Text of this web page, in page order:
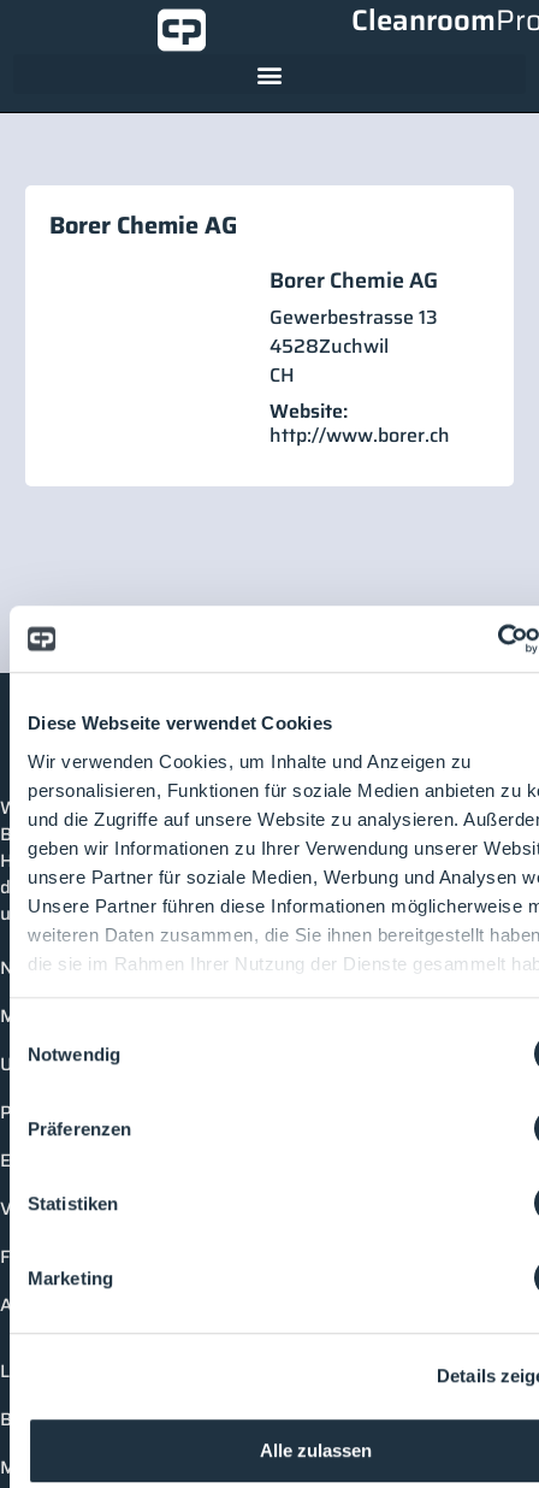
Diese Webseite verwendet Cookies
Wir verwenden Cookies, um Inhalte und Anzeigen zu
personalisieren, Funktionen für soziale Medien anbieten zu
und die Zugriffe auf unsere Website zu analysieren.
geben wir Informationen zu Ihrer Verwendung unserer
unsere Partner für soziale Medien, Werbung und Analysen
Unsere Partner führen diese Informationen möglicherweise
weiteren Daten zusammen, die Sie ihnen bereitgestellt
die sie im Rahmen Ihrer Nutzung der Dienste gesammelt
Einwilligungsauswahl
Notwendig
Präferenzen
Statistiken
Marketing
Details
Alle zulassen
Cleanroom
Borer Chemie AG
Borer Chemie AG
Gewerbestrasse 13
4528Zuchwil
CH
Website:
http://www.borer.ch
CleanroomProcesses
Willkommen bei CleanroomProcesses, der
Branchenplattform für Reinraum und Prozesstechnik.
Hier bleibst du immer auf dem neuesten Stand, kannst
dich mit anderen verknüpfen und alle relevanten Themen
und Events der Branche entdecken.
News
Mediathek
Unternehmen
Produkte
Events
Vorträge
Future-Faces
Academy
Login
Buchungsmöglichkeiten
Medienformate